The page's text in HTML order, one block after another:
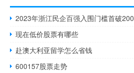
现在低价股票有哪些
赴澳大利亚留学怎么省钱
600157股票走势